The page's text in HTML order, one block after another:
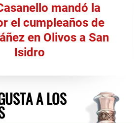
mandó la
el cumpleaños de
en Olivos a San
Isidro
A LOS